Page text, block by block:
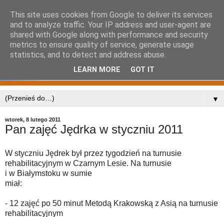
▼
wtorek, 8 lutego 2011
Pan zajęć Jędrka w styczniu 2011
W styczniu Jędrek był przez tygodzień na turnusie
rehabilitacyjnym w Czarnym Lesie. Na turnusie
i w Białymstoku w sumie
miał:
- 12 zajęć po 50 minut Metodą Krakowską z Asią na turnusie
rehabilitacyjnym
This site uses cookies from Google to deliver its services
and to analyze traffic. Your IP address and user-agent are
shared with Google along with performance and security
metrics to ensure quality of service, generate usage
statistics, and to detect and address abuse.
LEARN MORE GOT IT